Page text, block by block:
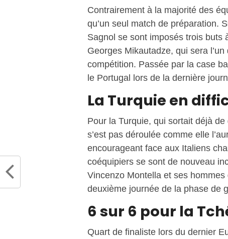
Contrairement à la majorité des
qu’un seul match de préparation.
Sagnol se sont imposés trois buts
Georges Mikautadze, qui sera
compétition. Passée par la case
le Portugal lors de la dernière
La Turquie en
Pour la Turquie, qui sortait déjà
s’est pas déroulée comme elle
encourageant face aux Italiens
coéquipiers se sont de nouveau
Vincenzo Montella et ses
deuxième journée de la phase de
6 sur 6 pour la
Quart de finaliste lors du dernier